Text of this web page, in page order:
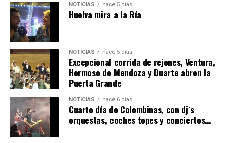
6º DÍA DE LAS FIESTAS COLOMBINAS 2026
hace 5 días Huelvatv
NOTICIAS hace 5 días
Huelva mira a la Ría
NOTICIAS hace 5 días
Excepcional corrida de rejones, Ventura,
Hermoso de Mendoza y Duarte abren la
Puerta Grande
NOTICIAS hace 6 días
Cuarto día de Colombinas, con dj´s
orquestas, coches topes y conciertos…